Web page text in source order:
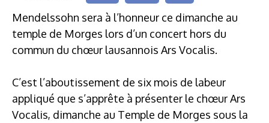
Mendelssohn sera à l’honneur ce dimanche au
temple de Morges lors d’un concert hors du
commun du chœur lausannois Ars Vocalis.
C’est l’aboutissement de six mois de labeur
appliqué que s’apprête à présenter le chœur Ars
Vocalis, dimanche au Temple de Morges sous la